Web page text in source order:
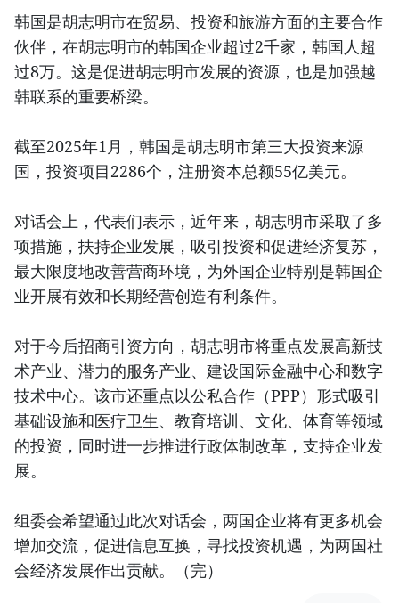
韩国是胡志明市在贸易、投资和旅游方面的主要合作
伙伴，在胡志明市的韩国企业超过2千家，韩国人超
过8万。这是促进胡志明市发展的资源，也是加强越
韩联系的重要桥梁。
截至2025年1月，韩国是胡志明市第三大投资来源
国，投资项目2286个，注册资本总额55亿美元。
对话会上，代表们表示，近年来，胡志明市采取了多
项措施，扶持企业发展，吸引投资和促进经济复苏，
最大限度地改善营商环境，为外国企业特别是韩国企
业开展有效和长期经营创造有利条件。
对于今后招商引资方向，胡志明市将重点发展高新技
术产业、潜力的服务产业、建设国际金融中心和数字
技术中心。该市还重点以公私合作（PPP）形式吸引
基础设施和医疗卫生、教育培训、文化、体育等领域
的投资，同时进一步推进行政体制改革，支持企业发
展。
组委会希望通过此次对话会，两国企业将有更多机会
增加交流，促进信息互换，寻找投资机遇，为两国社
会经济发展作出贡献。（完）